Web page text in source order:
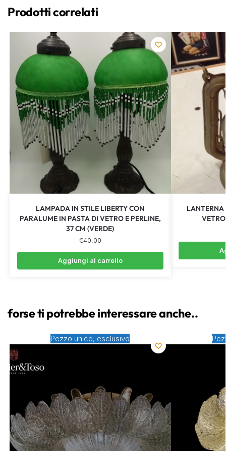
Prodotti correlati
LAMPADA IN STILE LIBERTY CON
PARALUME IN PASTA DI VETRO E PERLINE,
37 CM (VERDE)
€40,00
Aggiungi al carrello
LANTERNA
forse ti potrebbe interessare anche..
Pezzo unico, esclusivo